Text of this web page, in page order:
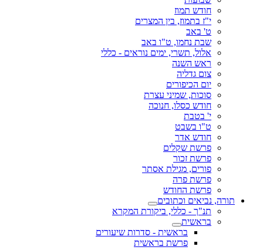
חודש תמוז
י"ז בתמוז, בין המצרים
ט' באב
שבת נחמו, ט"ו באב
אלול, תשרי, ימים נוראים - כללי
ראש השנה
צום גדליה
יום הכיפורים
סוכות, שמיני עצרת
חודש כסלו, חנוכה
י' בטבת
ט"ו בשבט
חודש אדר
פרשת שקלים
פרשת זכור
פורים, מגילת אסתר
פרשת פרה
פרשת החודש
תורה, נביאים וכתובים
תנ"ך - כללי, ביקורת המקרא
בראשית
בראשית - סדרות שיעורים
פרשת בראשית